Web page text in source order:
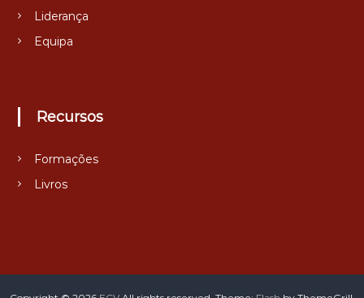
Liderança
Equipa
Recursos
Formações
Livros